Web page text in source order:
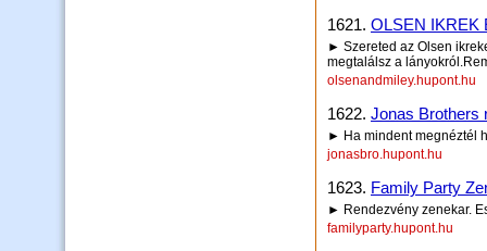
1621. OLSEN IKREK
► Szereted az Olsen
megtalálsz a
olsenandmiley.hupont.hu
1622. Jonas Brothers
► Ha mindent megnéztél
jonasbro.hupont.hu
1623. Family Party
► Rendezvény zenekar.
familyparty.hupont.hu